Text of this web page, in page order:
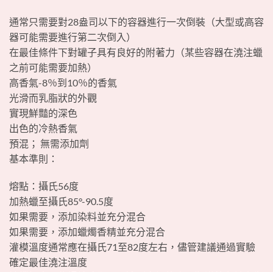
通常只需要對28盎司以下的容器進行一次倒裝（大型或高容
器可能需要進行第二次倒入）
在最佳條件下對罐子具有良好的附著力（某些容器在澆注蠟
之前可能需要加熱）
高香氣-8％到10％的香氣
光滑而乳脂狀的外觀
實現鮮豔的深色
出色的冷熱香氣
預混； 無需添加劑
基本準則：
熔點：攝氏56度
加熱蠟至攝氏85°-90.5度
如果需要，添加染料並充分混合
如果需要，添加蠟燭香精並充分混合
灌模溫度通常應在攝氏71至82度左右，儘管建議通過實驗
確定最佳澆注溫度